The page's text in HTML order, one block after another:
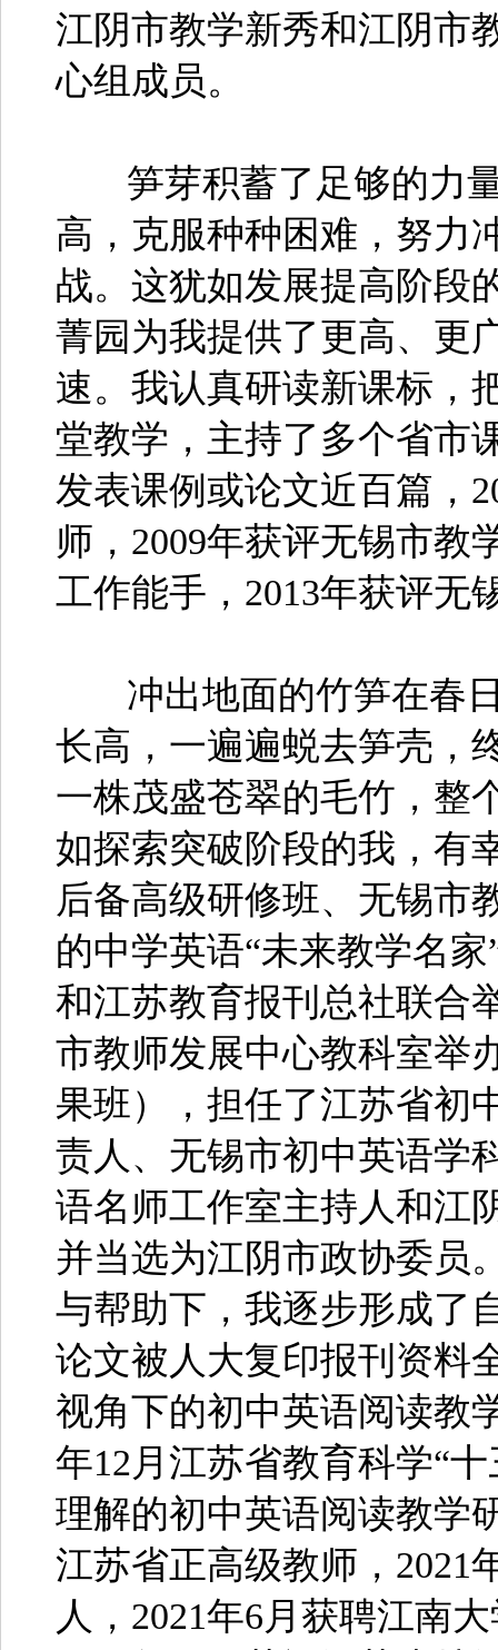
江阴市教学新秀和江阴市
心组成员。
笋芽积蓄了足够的力
高，克服种种困难，努力
战。这犹如发展提高阶段
菁园为我提供了更高、更
速。我认真研读新课标，
堂教学，主持了多个省市
发表课例或论文近百篇，
师，2009年获评无锡市教
工作能手，2013年获评无
冲出地面的竹笋在春
长高，一遍遍蜕去笋壳，
一株茂盛苍翠的毛竹，整
如探索突破阶段的我，有
后备高级研修班、无锡市
的中学英语“未来教学名
和江苏教育报刊总社联合
市教师发展中心教科室举
果班），担任了江苏省初
责人、无锡市初中英语学
语名师工作室主持人和江
并当选为江阴市政协委员
与帮助下，我逐步形成了
论文被人大复印报刊资料
视角下的初中英语阅读教
年12月江苏省教育科学“
理解的初中英语阅读教学
江苏省正高级教师，2021
人，2021年6月获聘江南